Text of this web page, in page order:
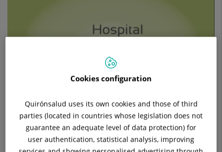
Cookies configuration
Quirónsalud uses its own cookies and those of third
parties (located in countries whose legislation does not
guarantee an adequate level of data protection) for
user authentication, statistical analysis, improving